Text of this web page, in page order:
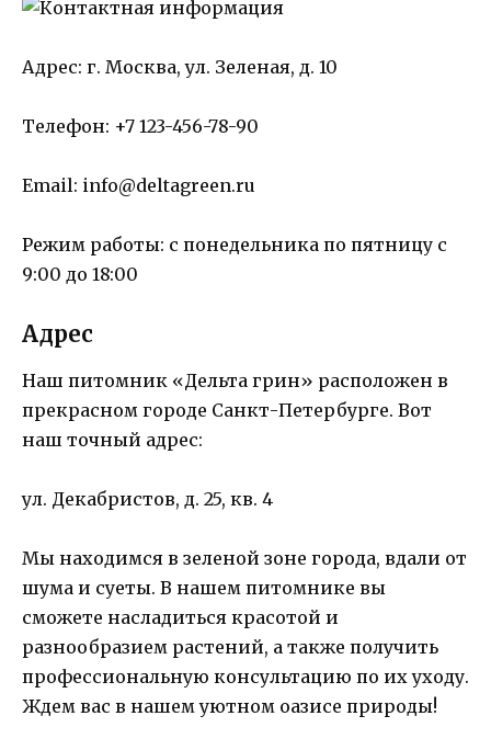
Адрес: г. Москва, ул. Зеленая, д. 10
Телефон: +7 123-456-78-90
Email: info@deltagreen.ru
Режим работы: с понедельника по пятницу с
9:00 до 18:00
Адрес
Наш питомник «Дельта грин» расположен в
прекрасном городе Санкт-Петербурге. Вот
наш точный адрес:
ул. Декабристов, д. 25, кв. 4
Мы находимся в зеленой зоне города, вдали от
шума и суеты. В нашем питомнике вы
сможете насладиться красотой и
разнообразием растений, а также получить
профессиональную консультацию по их уходу.
Ждем вас в нашем уютном оазисе природы!